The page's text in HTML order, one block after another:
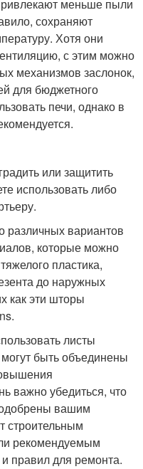
меньше пыли
сохраняют
Хотя они
с этим можно
механизмов заслонок,
для бюджетного
печи, однако в
или защитить
использовать либо
различных вариантов
которые можно
пластика,
до наружных
как эти шторы
листы
быть объединены
важно убедиться, что
вашим
строительным
рекомендуемым
правил для ремонта.